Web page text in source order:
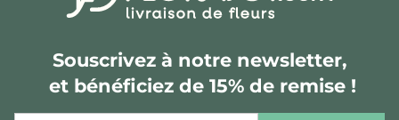
Souscrivez à notre newsletter,
et bénéficiez de 15% de remise !